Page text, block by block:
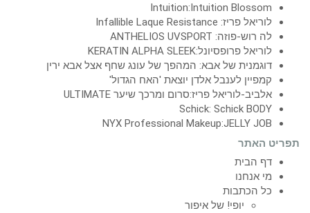
Intuition:Intuition Blossom
לוריאל פריז: Infallible Laque Resistance
לה רוש-פוזה: ANTHELIOS UVSPORT
לוריאל פרופסיונל:KERATIN ALPHA SLEEK
דוגמנית של אבא: המהפך של עונג שחף אצל אבא ירין
קמפיין לענבל אלדן יוצאת 'האח הגדול'
אלביב-לוריאל פריז:סרום ומרכך שיער ULTIMATE
Schick: Schick BODY
NYX Professional Makeup:JELLY JOB
תפריט האתר
דף הבית
מי אנחנו
כל הכתבות
יופי! של איפור